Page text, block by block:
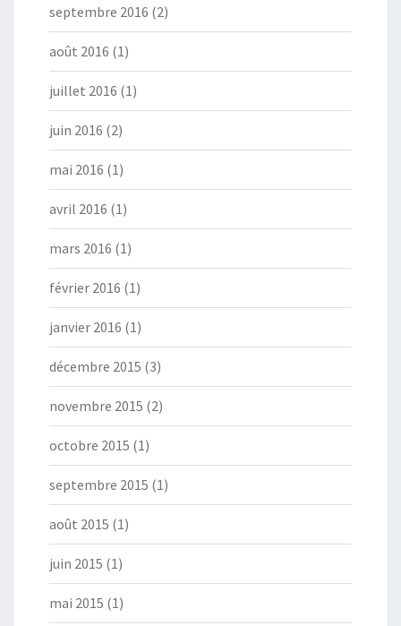
septembre 2016 (2)
août 2016 (1)
juillet 2016 (1)
juin 2016 (2)
mai 2016 (1)
avril 2016 (1)
mars 2016 (1)
février 2016 (1)
janvier 2016 (1)
décembre 2015 (3)
novembre 2015 (2)
octobre 2015 (1)
septembre 2015 (1)
août 2015 (1)
juin 2015 (1)
mai 2015 (1)